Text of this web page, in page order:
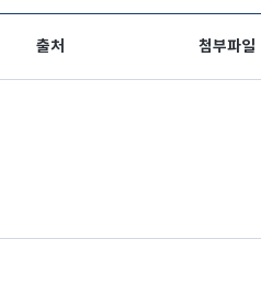
출처 첨부파일